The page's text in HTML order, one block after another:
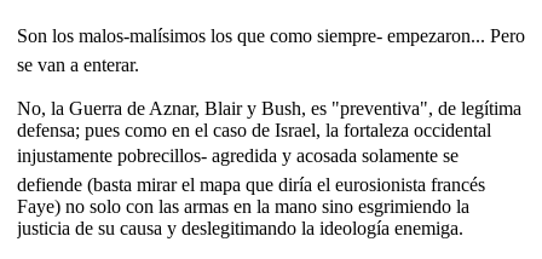
Son los malos-malísimos los que como siempre- empezaron... Pero
se van a enterar.
No, la Guerra de Aznar, Blair y Bush, es "preventiva", de legítima
defensa; pues como en el caso de Israel, la fortaleza occidental
injustamente pobrecillos- agredida y acosada solamente se
defiende (basta mirar el mapa que diría el eurosionista francés
Faye) no solo con las armas en la mano sino esgrimiendo la
justicia de su causa y deslegitimando la ideología enemiga.